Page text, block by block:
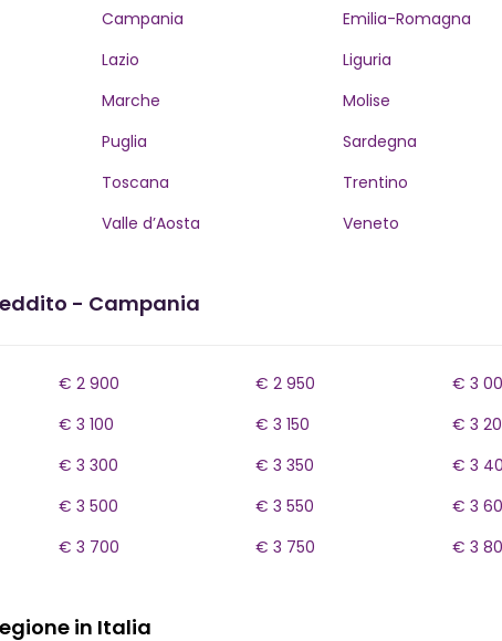
Campania
Emilia-Romagna
Lazio
Liguria
Marche
Molise
Puglia
Sardegna
Toscana
Trentino
Valle d’Aosta Veneto
- Campania
€ 2 900 € 2 950
€ 3
€ 3 100 € 3 150
€ 3
€ 3 300 € 3 350
€ 3
€ 3 500 € 3 550
€ 3
€ 3 700 € 3 750 € 3
in Italia